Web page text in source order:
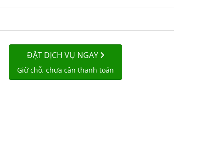
ĐẶT DỊCH VỤ NGAY
Giữ chỗ, chưa cần thanh toán